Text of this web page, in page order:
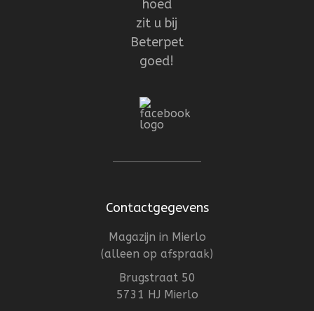
hoed
zit u bij
Beterpet
goed!
Contactgegevens
Magazijn in Mierlo
(alleen op afspraak)
Brugstraat 50
5731 HJ Mierlo